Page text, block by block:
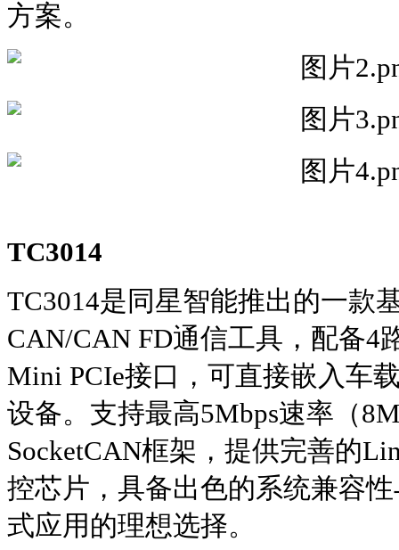
方案。
TC3014
TC3014是同星智能推出的一款
CAN/CAN FD通信工具，配备4
Mini PCIe接口，可直接嵌入车
设备。支持最高5Mbps速率（
SocketCAN框架，提供完善的
控芯片，具备出色的系统兼容
式应用的理想选择。